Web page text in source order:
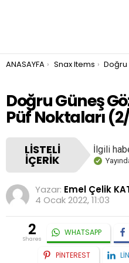
You are here:
ANASAYFA Snax Items Doğru Güneş
Doğru Güneş
Püf Noktaları
LISTELI
İÇERIK
İlgili
Yazar: Emel Çelik
4 Ocak 2022, 11:03
2
shares
WHATSAPP
PINTEREST